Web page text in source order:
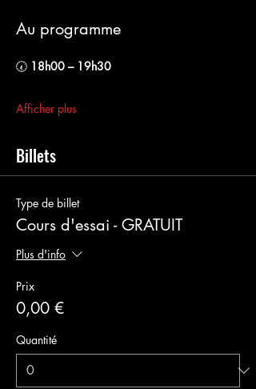
Au programme
🕢 18h00 – 19h30
Afficher plus
Billets
Type de billet
Cours d'essai - GRATUIT
Plus d'info
Prix
0,00 €
Quantité